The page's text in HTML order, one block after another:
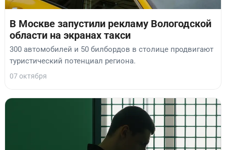
В Москве запустили рекламу Вологодской
области на экранах такси
300 автомобилей и 50 билбордов в столице продвигают
туристический потенциал региона.
07 октября